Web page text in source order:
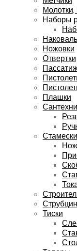
Молотки,
Наборы
Ножовки
Отвертки
Плашки
Тиски